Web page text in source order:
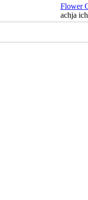
Flower
achja